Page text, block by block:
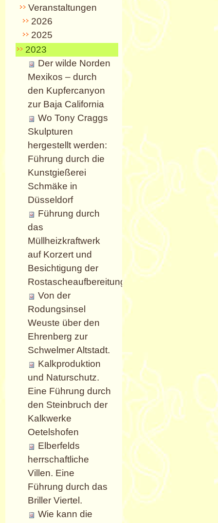
Veranstaltungen
2026
2025
2023
Der wilde Norden
Mexikos – durch
den Kupfercanyon
zur Baja California
Wo Tony Craggs
Skulpturen
hergestellt werden:
Führung durch die
Kunstgießerei
Schmäke in
Düsseldorf
Führung durch
das
Müllheizkraftwerk
auf Korzert und
Besichtigung der
Rostascheaufbereitung.
Von der
Rodungsinsel
Weuste über den
Ehrenberg zur
Schwelmer Altstadt.
Kalkproduktion
und Naturschutz.
Eine Führung durch
den Steinbruch der
Kalkwerke
Oetelshofen
Elberfelds
herrschaftliche
Villen. Eine
Führung durch das
Briller Viertel.
Wie kann die